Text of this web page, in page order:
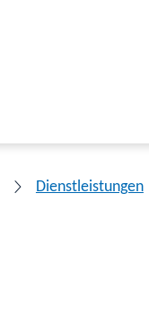
Dienstleistungen